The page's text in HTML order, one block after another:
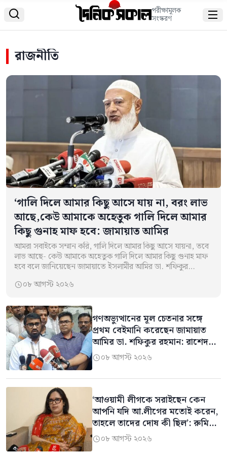
 পরীক্ষামূলক
সংস্করণ 
রাজনীতি
‘গালি দিলে আমার কিছু আসে যায় না, বরং লাভ
আছে,কেউ আমাকে অহেতুক গালি দিলে আমার
কিছু গুনাহ মাফ হবে: জামায়াত আমির
আমরা সবাইকে সম্মান করি, গালি দিলে আমার কিছু আসে যায়না, তবে
লাভ আছে- কেউ আমাকে অহেতুক গালি দিলে আমার কিছু গুনাহ মাফ
হবে বলে জানিয়েছেন জামায়াতে ইসলামীর আমির ডা. শফিকুর…
০৮ আগস্ট ২০২৬
গণঅভ্যুত্থানের মূল চেতনার সঙ্গে
প্রথম বেইমানি করেছেন জামায়াত
আমির ডা. শফিকুর রহমান: রাশেদ
খান
০৮ আগস্ট ২০২৬
‘আওয়ামী লীগকে সরাইছেন কেন
আপনি যদি আ.লীগের মতোই করেন,
তাহলে তাদের দোষ কী ছিল’: রুমিন
ফারহানা
০৮ আগস্ট ২০২৬